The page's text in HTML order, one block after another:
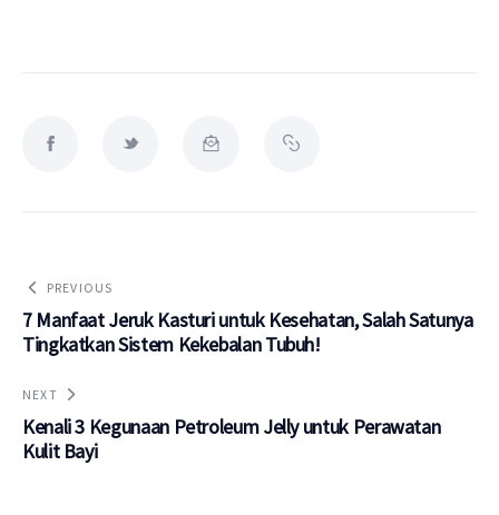
PREVIOUS
7 Manfaat Jeruk Kasturi untuk Kesehatan, Salah Satunya
Tingkatkan Sistem Kekebalan Tubuh!
NEXT
Kenali 3 Kegunaan Petroleum Jelly untuk Perawatan
Kulit Bayi